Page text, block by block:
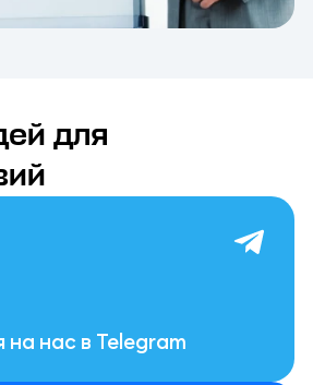
для
на нас в Telegram